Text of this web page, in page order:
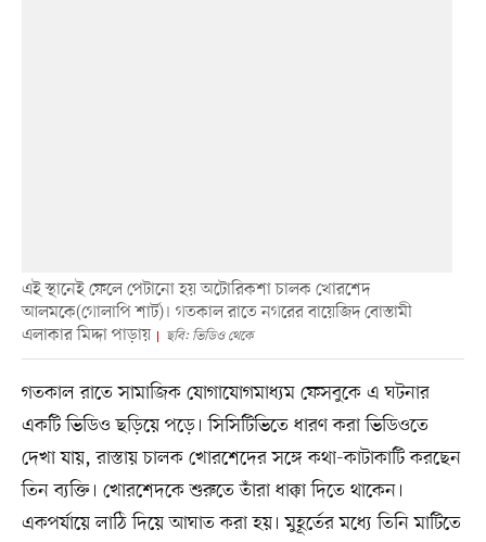
এই স্থানেই ফেলে পেটানো হয় অটোরিকশা চালক খোরশেদ
আলমকে(গোলাপি শার্ট)। গতকাল রাতে নগরের বায়েজিদ বোস্তামী
এলাকার মিদ্দা পাড়ায়
ছবি: ভিডিও থেকে
গতকাল রাতে সামাজিক যোগাযোগমাধ্যম ফেসবুকে এ ঘটনার
একটি ভিডিও ছড়িয়ে পড়ে। সিসিটিভিতে ধারণ করা ভিডিওতে
দেখা যায়, রাস্তায় চালক খোরশেদের সঙ্গে কথা-কাটাকাটি করছেন
তিন ব্যক্তি। খোরশেদকে শুরুতে তাঁরা ধাক্কা দিতে থাকেন।
একপর্যায়ে লাঠি দিয়ে আঘাত করা হয়। মুহূর্তের মধ্যে তিনি মাটিতে